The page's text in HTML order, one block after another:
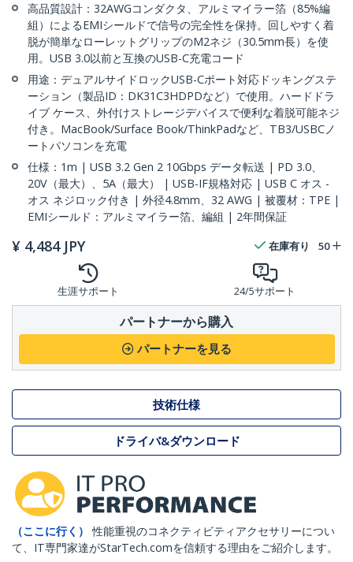
高品質設計：32AWGコンダクタ、アルミマイラー箔（85%編
組）によるEMIシールドで信号の完全性を保持。回しやすく着
脱が簡単なローレットグリップのM2ネジ（30.5mm長）を使
用。USB 3.0以前と互換のUSB-C充電コード
用途：デュアルサイドロックUSB-Cポート対応ドッキングステ
ーション（製品ID：DK31C3HDPDなど）で使用。ハードドラ
イブ ケース、外付けストレージデバイスで便利な着脱可能ネジ
付き。MacBook/Surface Book/ThinkPadなど、TB3/USBCノ
ートパソコンを充電
仕様：1m | USB 3.2 Gen 2 10Gbps データ転送 | PD 3.0、
20V（最大）、5A（最大） | USB-IF規格対応 | USB C オス -
オス ネジロック付き | 外径4.8mm、32 AWG | 被覆材：TPE |
EMIシールド：アルミマイラー箔、編組 | 2年間保証
¥ 4,484 JPY 在庫有り 50
生涯サポート 24/5サポート
パートナーから購入
パートナーを見る
技術仕様
ドライバ&ダウンロード
（ここに行く）
性能重視のコネクティビティアクセサリーについ
て、IT専門家達がStarTech.comを信頼する理由をご紹介します。